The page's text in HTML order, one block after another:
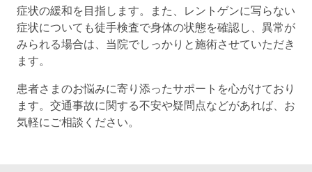
症状の緩和を目指します。また、レントゲンに写らない
症状についても徒手検査で身体の状態を確認し、異常が
みられる場合は、当院でしっかりと施術させていただき
ます。
患者さまのお悩みに寄り添ったサポートを心がけており
ます。交通事故に関する不安や疑問点などがあれば、お
気軽にご相談ください。